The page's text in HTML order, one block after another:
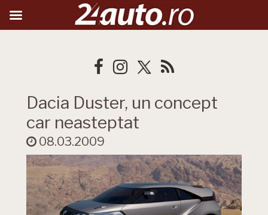
Dacia Duster, un concept
car neasteptat
08.03.2009